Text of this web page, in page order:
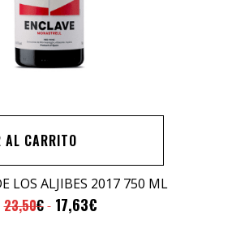
AL CARRITO
LOS ALJIBES 2017 750 ML
23,50€ 17,63€